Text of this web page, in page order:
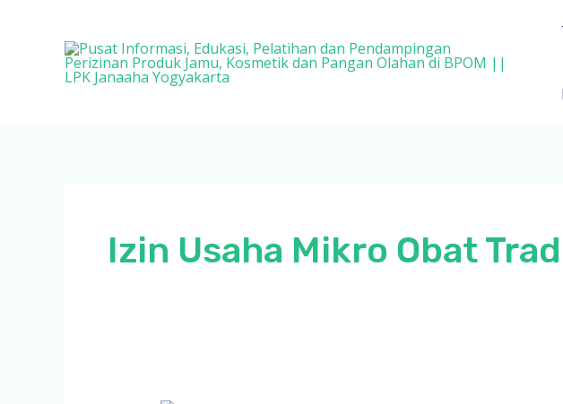
Izin Usaha Mikro Obat